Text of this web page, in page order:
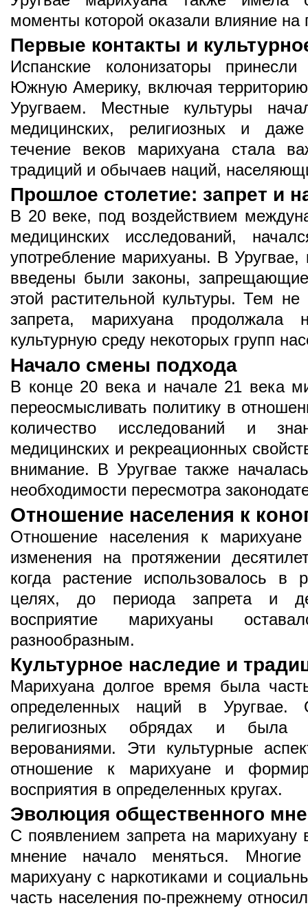
моменты которой оказали влияние на
Первые контакты и
Испанские колонизаторы
Южную Америку, включая
Уругваем. Местные культуры
медицинских, религиозных и
течение веков марихуана стала
традиций и обычаев наций,
Прошлое столетие: запрет и
В 20 веке, под воздействием
медицинских исследований,
употребление марихуаны. В Уругвае,
введены были законы,
этой растительной культуры. Тем
запрета, марихуана продолжала
культурную среду некоторых групп
Начало смены подхода
В конце 20 века и начале 21 века
переосмысливать политику в
количество исследований и
медицинских и рекреационных
внимание. В Уругвае также
необходимости пересмотра
Отношение населения к
Отношение населения к
изменения на протяжении
когда растение использовалось в
целях, до периода запрета и
восприятие марихуаны
разнообразным.
Культурное наследие и
Марихуана долгое время была
определенных наций в Уругвае.
религиозных обрядах и была
верованиями. Эти культурные
отношение к марихуане и
восприятия в определенных кругах.
Эволюция общественного
С появлением запрета на марихуану
мнение начало меняться. Многие
марихуану с наркотиками и
часть населения по-прежнему